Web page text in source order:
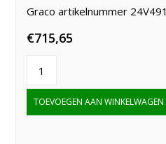
Graco artikelnummer 24V491
€715,65
TOEVOEGEN AAN WINKELWAGEN